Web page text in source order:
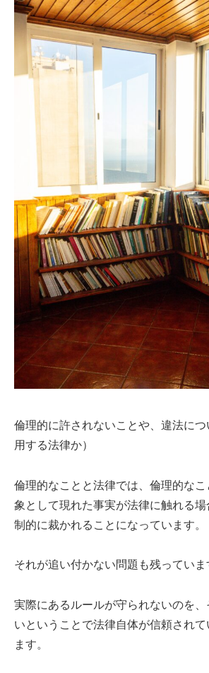
倫理的に許されないことや、違法に
用する法律か）
倫理的なことと法律では、倫理的な
象として現れた事実が法律に触れる
制的に裁かれることになっています。
それが追い付かない問題も残っていま
実際にあるルールが守られないのを
いということで法律自体が信頼されて
ます。